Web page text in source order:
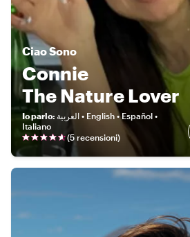
CiaoSono
Connie
The Nature Lover
Io parlo: العربية • English • Español •
Italiano
(5 recensioni)